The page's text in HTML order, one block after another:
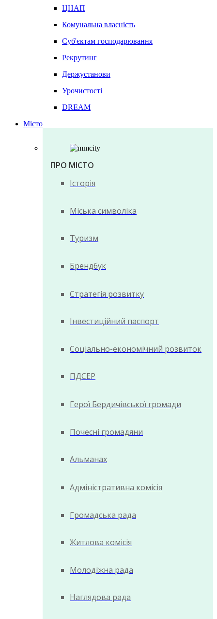
ЦНАП
Комунальна власність
Суб'єктам господарювання
Рекрутинг
Держустанови
Урочистості
DREAM
Місто
ПРО МІСТО
Історія
Міська символіка
Туризм
Брендбук
Стратегія розвитку
Інвестиційний паспорт
Соціально-економічний розвиток
ПДСЕР
Герої Бердичівської громади
Почесні громадяни
Альманах
Адміністративна комісія
Громадська рада
Житлова комісія
Молодіжна рада
Наглядова рада